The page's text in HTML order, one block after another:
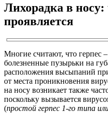
Лихорадка в носу:
проявляется
Многие считают, что герпес
болезненные пузырьки на
расположения высыпаний
от места проникновения
на носу возникает также
поскольку вызывается
(простой герпес 1-го типа